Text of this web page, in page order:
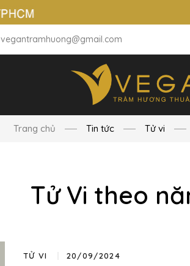
vegantramhuong@gmail.com
Trang chủ Tin tức Tử vi
Tử Vi theo
TỬ VI 20/09/2024